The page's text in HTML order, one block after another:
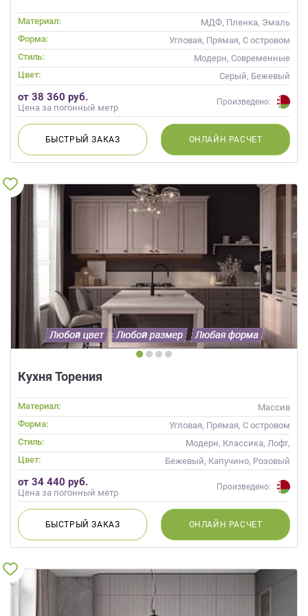
Материал:
МДФ, Пленка, Эмаль
Форма:
Угловая, Прямая, С островом
Стиль:
Модерн, Современные
Цвет:
Серый, Бежевый
от 38 360 руб.
Цена за погонный метр
Произведено:
БЫСТРЫЙЗАКАЗ ОНЛАЙН РАСЧЕТ
Кухня Торения
Материал:
Массив
Форма:
Угловая, Прямая, С островом
Стиль:
Модерн, Классика, Лофт,
Скандинавский, Неоклассика,
Современные
Цвет: Бежевый, Капучино, Розовый
от 34 440 руб.
Цена за погонный метр
Произведено:
БЫСТРЫЙЗАКАЗ ОНЛАЙН РАСЧЕТ